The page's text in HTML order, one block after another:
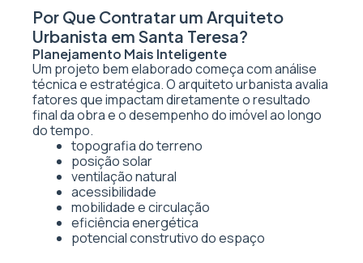
Por Que Contratar um Arquiteto
Urbanista em Santa Teresa?
Planejamento Mais Inteligente
Um projeto bem elaborado começa com análise
técnica e estratégica. O arquiteto urbanista avalia
fatores que impactam diretamente o resultado
final da obra e o desempenho do imóvel ao longo
do tempo.
topografia do terreno
posição solar
ventilação natural
acessibilidade
mobilidade e circulação
eficiência energética
potencial construtivo do espaço